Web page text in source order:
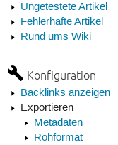
Ungetestete Artikel
Fehlerhafte Artikel
Rund ums Wiki
Konfiguration
Backlinks anzeigen
Exportieren
Metadaten
Rohformat